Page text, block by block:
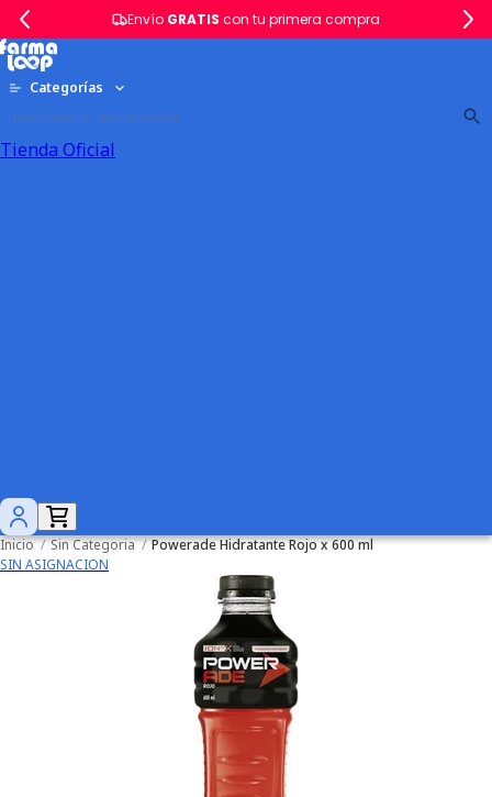
Envío GRATIS con tu primera compra
Categorías
Tienda Oficial
Inicio / Sin Categoria / Powerade Hidratante Rojo x 600 ml
SIN ASIGNACION